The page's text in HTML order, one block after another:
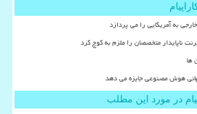
به آمریکایی را می پردازد
ناپایدار متخصصان را ملزم به کوچ کرد
ها
هوش مصنوعی جایزه می دهد
در مورد این مطلب